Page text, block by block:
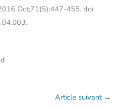
Oct;71(5):447-455. doi:
Article suivant →